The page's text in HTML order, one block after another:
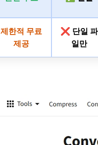
제한적 무료
제공
❌ 단일 파
일만